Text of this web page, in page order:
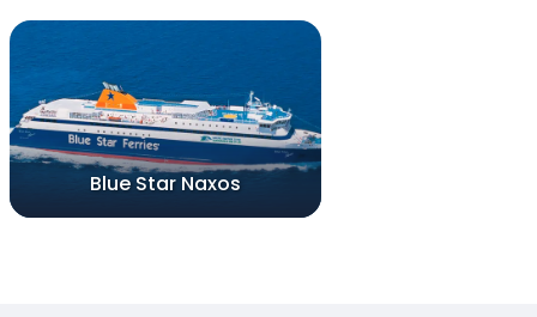
Blue Star Naxos